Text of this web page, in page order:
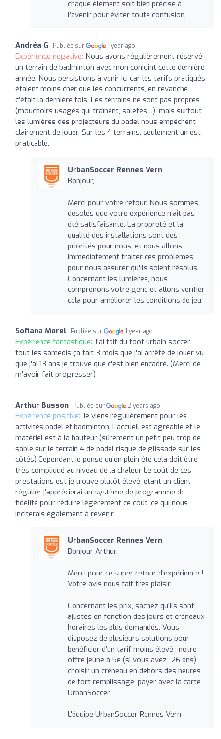
chaque élément soit bien précisé à
l’avenir pour éviter toute confusion.
Andréa G Publiée sur 1 year ago
Expérience négative: Nous avons régulièrement réservé
un terrain de badminton avec mon conjoint cette dernière
année. Nous persistions à venir ici car les tarifs pratiqués
étaient moins cher que les concurrents, en revanche
c’était la dernière fois. Les terrains ne sont pas propres
(mouchoirs usagés qui traînent, saletés…), mais surtout
les lumières des projecteurs du padel nous empêchent
clairement de jouer. Sur les 4 terrains, seulement un est
praticable.
UrbanSoccer Rennes Vern
Bonjour,
Merci pour votre retour. Nous sommes
désolés que votre expérience n’ait pas
été satisfaisante. La propreté et la
qualité des installations sont des
priorités pour nous, et nous allons
immédiatement traiter ces problèmes
pour nous assurer qu'ils soient résolus.
Concernant les lumières, nous
comprenons votre gêne et allons vérifier
cela pour améliorer les conditions de jeu.
Sofiana Morel Publiée sur 1 year ago
Expérience fantastique: J'ai fait du foot urbain soccer
tout les samedis ça fait 3 mois que j'ai arrêté de jouer vu
que j'ai 13 ans je trouve que c'est bien encadré. (Merci de
m'avoir fait progresser)
Arthur Busson Publiée sur 2 years ago
Expérience positive: Je viens régulièrement pour les
activités padel et badminton. L’accueil est agréable et le
matériel est à la hauteur (sûrement un petit peu trop de
sable sur le terrain 4 de padel risque de glissade sur les
côtés) Cependant je pense qu’en plein été cela doit être
très compliqué au niveau de la chaleur Le coût de ces
prestations est je trouve plutôt élevé, étant un client
régulier j’apprécierai un système de programme de
fidélité pour réduire légèrement ce coût, ce qui nous
inciterais également à revenir
UrbanSoccer Rennes Vern
Bonjour Arthur,
Merci pour ce super retour d'expérience !
Votre avis nous fait très plaisir.
Concernant les prix, sachez qu'ils sont
ajustés en fonction des jours et créneaux
horaires les plus demandés. Vous
disposez de plusieurs solutions pour
bénéficier d’un tarif moins élevé : notre
offre jeune à 5e (si vous avez -26 ans),
choisir un créneau en dehors des heures
de fort remplissage, payer avec la carte
UrbanSoccer.
L'équipe UrbanSoccer Rennes Vern